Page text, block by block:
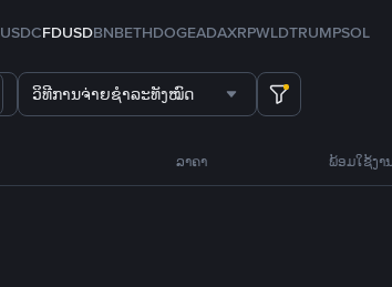
USDCFDUSDBNBETHDOGEADAXRPWLDTRUMPSOL
ວິທີການຈ່າຍຊຳລະທັງໝົດ
ລາຄາ ພ້ອມໃຊ້ງາ